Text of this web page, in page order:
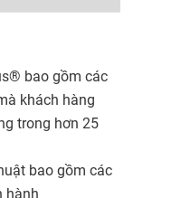
bao gồm các
khách hàng
trong hơn 25
bao gồm các
hành